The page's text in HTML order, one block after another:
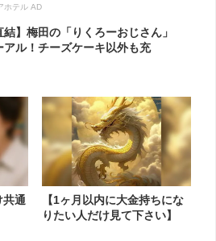
ホテル AD
結】梅田の「りくろーおじさん」
アル！チーズケーキ以外も充
共通
【1ヶ月以内に大金持ちにな
りたい人だけ見て下さい】